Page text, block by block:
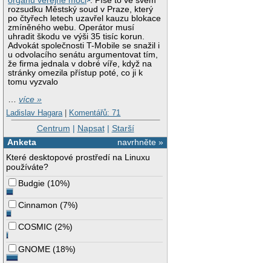
rozsudku Městský soud v Praze, který
po čtyřech letech uzavřel kauzu blokace
zmíněného webu. Operátor musí
uhradit škodu ve výši 35 tisíc korun.
Advokát společnosti T-Mobile se snažil i
u odvolacího senátu argumentovat tím,
že firma jednala v dobré víře, když na
stránky omezila přístup poté, co ji k
tomu vyzvalo
…více »
Ladislav Hagara | Komentářů: 71
Centrum | Napsat| Starší
navrhněte »
Anketa
Které desktopové prostředí na Linuxu
používáte?
Budgie (10%)
Cinnamon (7%)
COSMIC (2%)
GNOME (18%)